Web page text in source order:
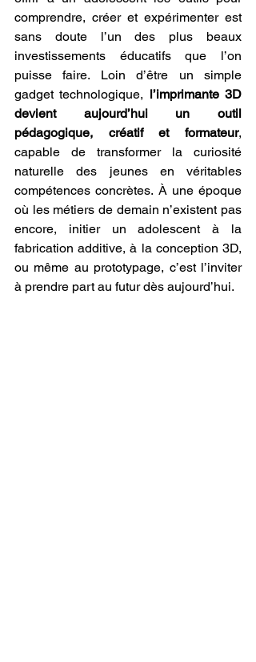
comprendre, créer et expérimenter est
sans doute l’un des plus beaux
investissements éducatifs que l’on
puisse faire. Loin d’être un simple
gadget technologique, l’imprimante 3D
devient aujourd’hui un outil
pédagogique, créatif et formateur,
capable de transformer la curiosité
naturelle des jeunes en véritables
compétences concrètes. À une époque
où les métiers de demain n’existent pas
encore, initier un adolescent à la
fabrication additive, à la conception 3D,
ou même au prototypage, c’est l’inviter
à prendre part au futur dès aujourd’hui.